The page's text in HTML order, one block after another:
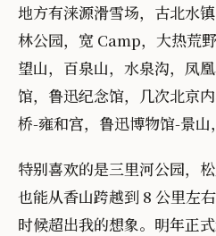
地方有涞源滑雪场，古北水
林公园，宽 Camp，大热荒
望山，百泉山，水泉沟，凤
馆，鲁迅纪念馆，几次北京
桥-雍和宫，鲁迅博物馆-景
特别喜欢的是三里河公园，
也能从香山跨越到 8 公里左
时候超出我的想象。明年正